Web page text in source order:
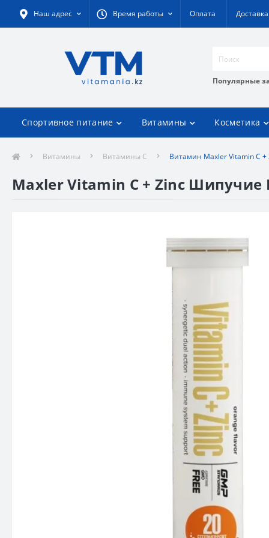
Наш адрес Время работы Оплата Доставка
Популярные
Спортивное питание Витамины Косметика
Витамины Витамины C Витамин Maxler Vitamin C +
Maxler Vitamin C + Zinc